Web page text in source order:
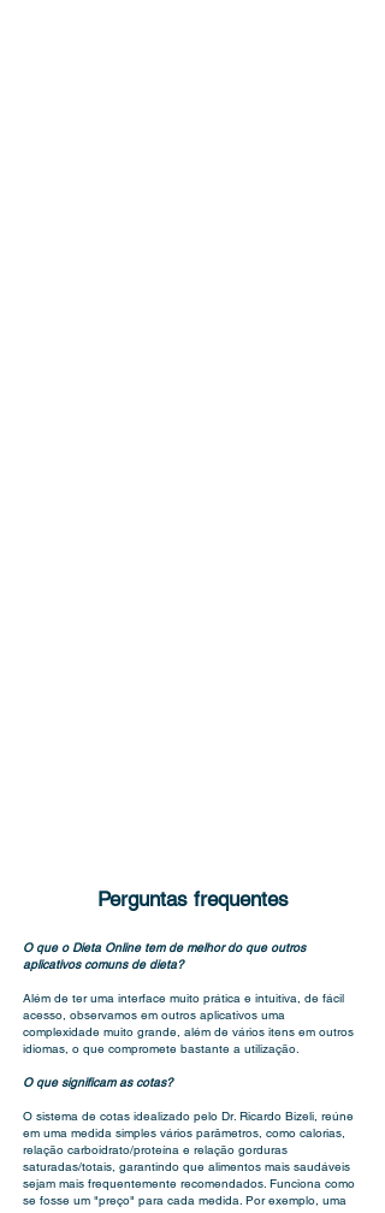
Perguntas frequentes
O que o Dieta Online tem de melhor do que outros
aplicativos comuns de dieta?
Além de ter uma interface muito prática e intuitiva, de fácil
acesso, observamos em outros aplicativos uma
complexidade muito grande, além de vários itens em outros
idiomas, o que compromete bastante a utilização.
O que significam as cotas?
O sistema de cotas idealizado pelo Dr. Ricardo Bizeli, reúne
em uma medida simples vários parâmetros, como calorias,
relação carboidrato/proteína e relação gorduras
saturadas/totais, garantindo que alimentos mais saudáveis
sejam mais frequentemente recomendados. Funciona como
se fosse um "preço" para cada medida. Por exemplo, uma